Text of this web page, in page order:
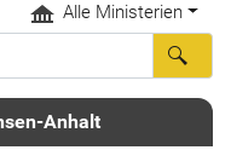
Alle Ministerien
Anhalt